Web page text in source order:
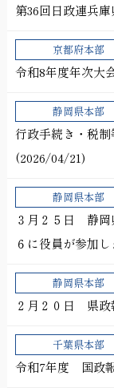
第36回日政連兵
京都府本部
令和8年度年次大
静岡県本部
行政手続き・税
(2026/04/21)
静岡県本部
３月２５日 静岡
６に役員が参加
静岡県本部
２月２０日 県政
千葉県本部
令和7年度 国政